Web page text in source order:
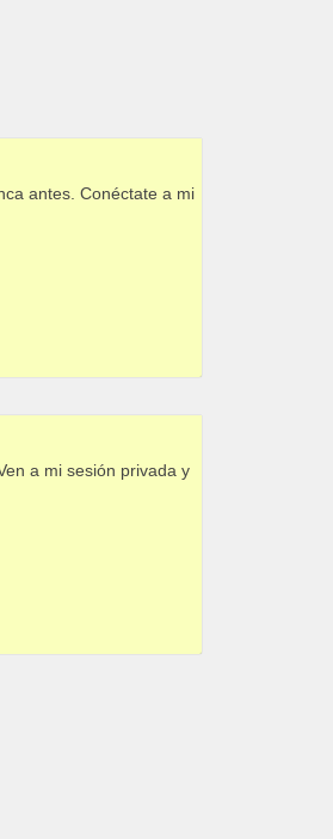
antes. Conéctate a mi
a mi sesión privada y